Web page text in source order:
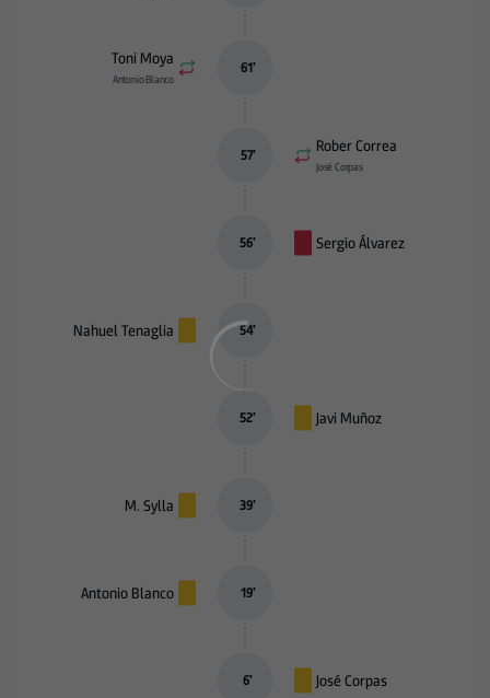
Toni Moya
Antonio Blanco
61’
Rober Correa
José Corpas
57’
Sergio Álvarez
56’
Nahuel Tenaglia 54’
Javi Muñoz
52’
M. Sylla 39’
Antonio Blanco 19’
José Corpas
6’